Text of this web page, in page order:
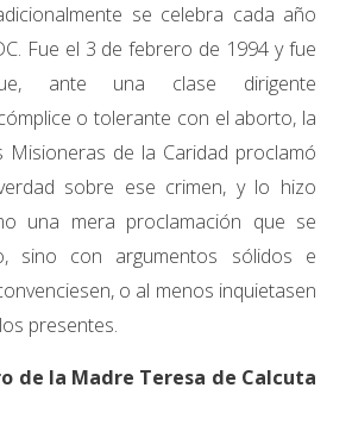
se celebra cada año
Fue el 3 de febrero de 1994 y fue
ante una clase dirigente
o tolerante con el aborto, la
Misioneras de la Caridad proclamó
sobre ese crimen, y lo hizo
una mera proclamación que se
sino con argumentos sólidos e
o al menos inquietasen
presentes.
de la Madre Teresa de Calcuta